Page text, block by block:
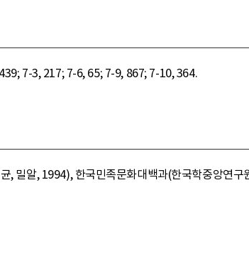
7-3, 217; 7-6, 65; 7-9, 867; 7-10, 364.
, 밀알, 1994), 한국민족문화대백과(한국학중앙연구